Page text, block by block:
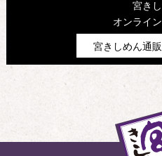
宮き
オンライ
宮きしめん通